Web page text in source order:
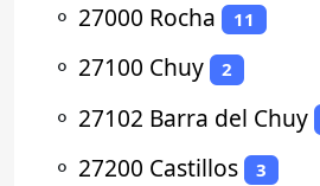
⚬ 27000 Rocha 11
⚬ 27100 Chuy 2
⚬ 27102 Barra del Chuy
⚬ 27200 Castillos 3